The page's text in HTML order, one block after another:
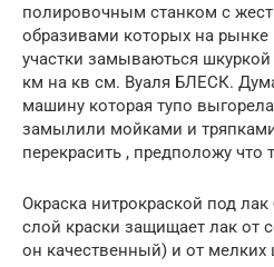
полировочным станком с
образивами которых на
участки замываються шкуркой
км на кв см. Вуаля БЛЕСК.
машину которая тупо
замылили мойками и
перекрасить , предположу что
Окраска нитрокраской под лак
слой краски защищает лак от
он качественный) и от мелких